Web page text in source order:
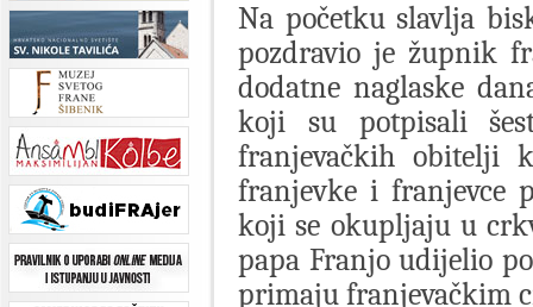
Na početku slavlja
pozdravio je župnik
dodatne naglaske
koji su potpisali
franjevačkih obitelji
franjevke i franjevce
koji se okupljaju u
papa Franjo udijelio
primaju franjevačkim